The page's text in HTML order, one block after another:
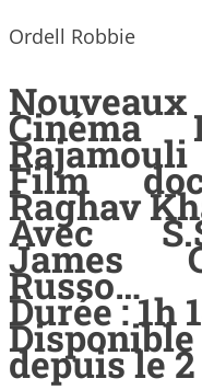
Ordell Robbie
Cinéma
Rajamouli
Film
Raghav
Avec
James
Russo…
Durée : 1h
depuis le